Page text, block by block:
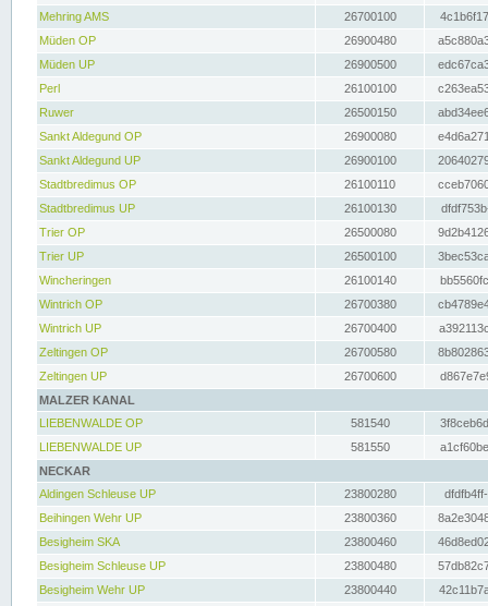
Mehring AMS
26700100
Müden OP
26900480
Müden UP
26900500
Perl
26100100
Ruwer
26500150
Sankt Aldegund OP
26900080
Sankt Aldegund UP
26900100
Stadtbredimus OP
26100110
Stadtbredimus UP
26100130
Trier OP
26500080
Trier UP
26500100
Wincheringen
26100140
Wintrich OP
26700380
Wintrich UP
26700400
Zeltingen OP
26700580
Zeltingen UP
26700600
MALZER KANAL
LIEBENWALDE OP
581540
LIEBENWALDE UP
581550
NECKAR
Aldingen Schleuse UP
23800280
Beihingen Wehr UP
23800360
Besigheim SKA
23800460
Besigheim Schleuse UP
23800480
Besigheim Wehr UP
23800440